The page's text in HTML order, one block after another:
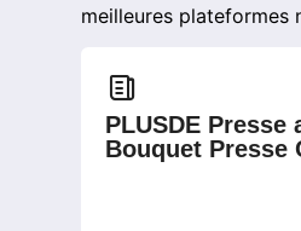
meilleures plateformes
PLUSDE Presse
Bouquet Presse